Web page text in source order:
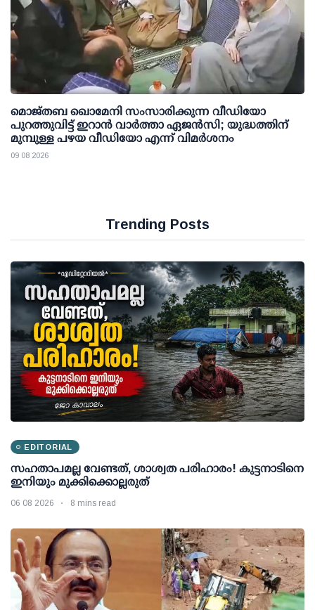
മൊജ്തബ ഖൊമേനി സംസാരിക്കുന്ന വീഡിയോ
പുറത്തുവിട്ട് ഇറാന്‍ വാര്‍ത്താ ഏജന്‍സി; യുദ്ധത്തിന്
മുമ്പുള്ള പഴയ വീഡിയോ എന്ന് വിമര്‍ശനം
09 08 2026
Trending Posts
EDITORIAL
സഹതാപമല്ല വേണ്ടത്, ശാശ്വത പരിഹാരം! കുട്ടനാടിനെ
ഇനിയും മുക്കിക്കൊല്ലരുത്
06 08 2026 8 mins read